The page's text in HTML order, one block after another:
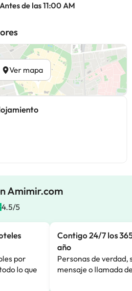
Antes de las 11:00 AM
Ver mapa
Amimir.com
4.5/5
por
lo que
Contigo 24/7 los
año
Personas de verdad,
mensaje o llamada